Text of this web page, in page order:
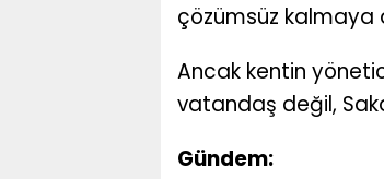
çözümsüz kalmaya
Ancak kentin
vatandaş değil,
Gündem: